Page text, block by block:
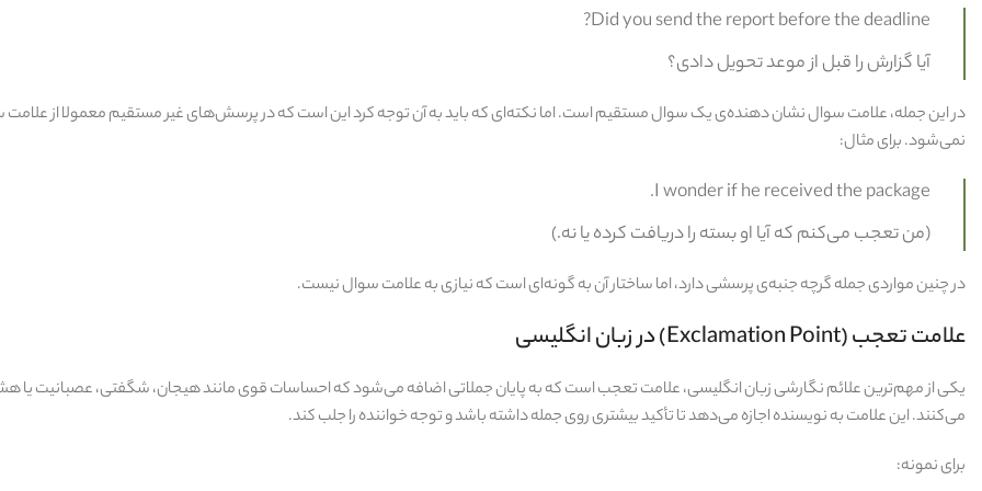
Did you send the report before the deadline?
آیا گزارش را قبل از موعد تحویل دادی؟
در این جمله، علامت سوال نشان‌ دهنده‌ی یک سوال مستقیم است. اما نکته‌ای که باید به آن توجه کرد این است که در پرسش‌های غیر مستقیم معمولا از علامت
نمی‌شود. برای مثال:
I wonder if he received the package.
(من تعجب می‌کنم که آیا او بسته را دریافت کرده یا نه.)
در چنین مواردی جمله گرچه جنبه‌ی پرسشی دارد، اما ساختار آن به‌ گونه‌ای است که نیازی به علامت سوال نیست.
علامت تعجب (Exclamation Point) در زبان انگلیسی
یکی از مهم‌ترین علائم نگارشی زبان انگلیسی، علامت تعجب است که به پایان جملاتی اضافه می‌شود که احساسات قوی مانند هیجان، شگفتی، عصبانیت یا
می‌کنند. این علامت به نویسنده اجازه می‌دهد تا تأکید بیشتری روی جمله داشته باشد و توجه خواننده را جلب کند.
برای نمونه: